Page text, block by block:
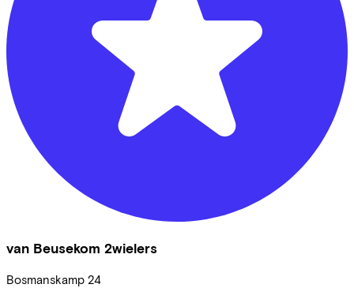
van Beusekom 2wielers
Bosmanskamp 24